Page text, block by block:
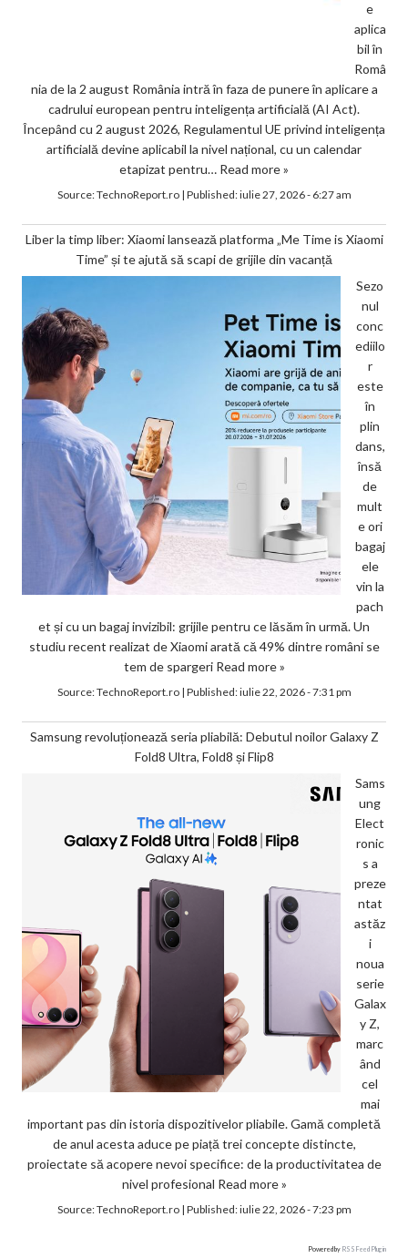
e
aplica
bil în
Româ
nia de la 2 august România intră în faza de punere în aplicare a
cadrului european pentru inteligența artificială (AI Act).
Începând cu 2 august 2026, Regulamentul UE privind inteligența
artificială devine aplicabil la nivel național, cu un calendar
etapizat pentru… Read more »
Source:TechnoReport.ro| Published:iulie 27, 2026 - 6:27 am
Liber la timp liber: Xiaomi lansează platforma „Me Time is Xiaomi
Time” și te ajută să scapi de grijile din vacanță
Sezo
nul
conc
ediilo
r
este
în
plin
dans,
însă
de
mult
e ori
bagaj
ele
vin la
pach
et și cu un bagaj invizibil: grijile pentru ce lăsăm în urmă. Un
studiu recent realizat de Xiaomi arată că 49% dintre români se
tem de spargeri Read more »
Source:TechnoReport.ro| Published:iulie 22, 2026 - 7:31 pm
Samsung revoluționează seria pliabilă: Debutul noilor Galaxy Z
Fold8 Ultra, Fold8 și Flip8
Sams
ung
Elect
ronic
s a
preze
ntat
astăz
i
noua
serie
Galax
y Z,
marc
ând
cel
mai
important pas din istoria dispozitivelor pliabile. Gamă completă
de anul acesta aduce pe piață trei concepte distincte,
proiectate să acopere nevoi specifice: de la productivitatea de
nivel profesional Read more »
Source:TechnoReport.ro| Published:iulie 22, 2026 - 7:23 pm
Powered by RSS Feed Plugin